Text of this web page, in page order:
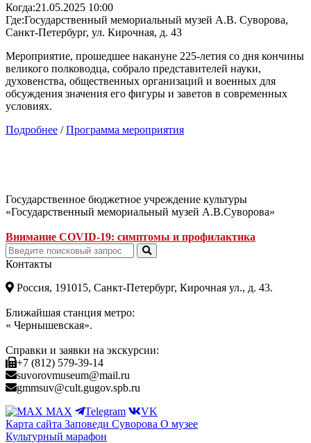
Когда:21.05.2025 10:00
Где:Государственный мемориальный музей А.В. Суворова,
Санкт-Петербург, ул. Кирочная, д. 43
Мероприятие, прошедшее накануне 225-летия со дня кончины
великого полководца, собрало представителей науки,
духовенства, общественных организаций и военных для
обсуждения значения его фигуры и заветов в современных
условиях.
Подробнее /Программа мероприятия
Государственное бюджетное учреждение культуры
«Государственный мемориальный музей А.В.Суворова»
Внимание COVID-19: симптомы и профилактика
Контакты
Россия, 191015, Санкт-Петербург, Кирочная ул., д. 43.
Ближайшая станция метро:
« Чернышевская».
Справки и заявки на экскурсии:
+7 (812) 579-39-14
suvorovmuseum@mail.ru
gmmsuv@cult.gugov.spb.ru
MAX
Telegram
VK
Карта сайта Заповеди Cуворова О музее
Культурный марафон